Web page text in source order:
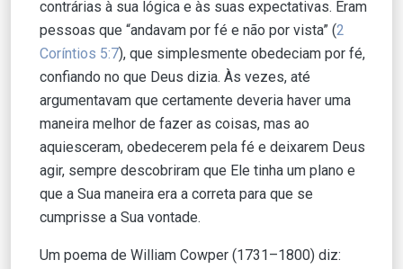
contrárias à sua lógica e às suas expectativas. Eram
pessoas que “andavam por fé e não por vista” (2
Coríntios 5:7), que simplesmente obedeciam por fé,
confiando no que Deus dizia. Às vezes, até
argumentavam que certamente deveria haver uma
maneira melhor de fazer as coisas, mas ao
aquiesceram, obedecerem pela fé e deixarem Deus
agir, sempre descobriram que Ele tinha um plano e
que a Sua maneira era a correta para que se
cumprisse a Sua vontade.
Um poema de William Cowper (1731–1800) diz: